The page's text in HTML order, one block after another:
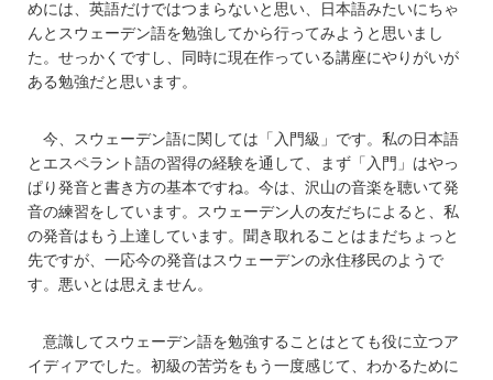
めには、英語だけではつまらないと思い、日本語みたいにちゃ
んとスウェーデン語を勉強してから行ってみようと思いまし
た。せっかくですし、同時に現在作っている講座にやりがいが
ある勉強だと思います。
今、スウェーデン語に関しては「入門級」です。私の日本語
とエスペラント語の習得の経験を通して、まず「入門」はやっ
ぱり発音と書き方の基本ですね。今は、沢山の音楽を聴いて発
音の練習をしています。スウェーデン人の友だちによると、私
の発音はもう上達しています。聞き取れることはまだちょっと
先ですが、一応今の発音はスウェーデンの永住移民のようで
す。悪いとは思えません。
意識してスウェーデン語を勉強することはとても役に立つア
イディアでした。初級の苦労をもう一度感じて、わかるために